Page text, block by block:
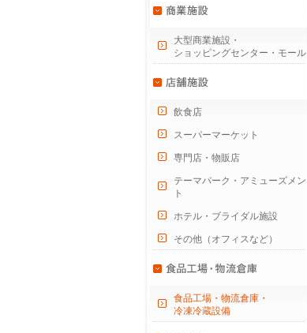
大型商業施設・
ショッピングセンター・モール
飲食店
スーパーマーケット
専門店・物販店
テーマパーク・アミューズメン
ト
ホテル・ブライダル施設
その他（オフィスなど）
食品工場・物流倉庫・
冷凍冷蔵設備